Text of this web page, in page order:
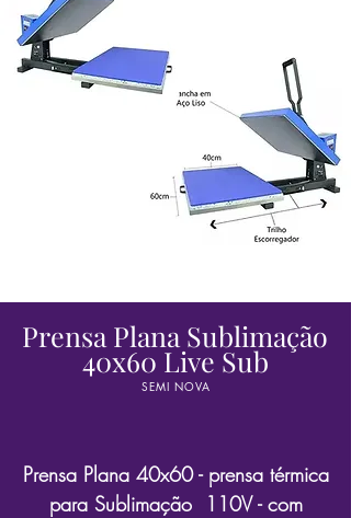
Prensa Plana Sublimação
40x60 Live Sub
SEMI NOVA
Prensa Plana 40x60 - prensa térmica
para Sublimação 110V - com